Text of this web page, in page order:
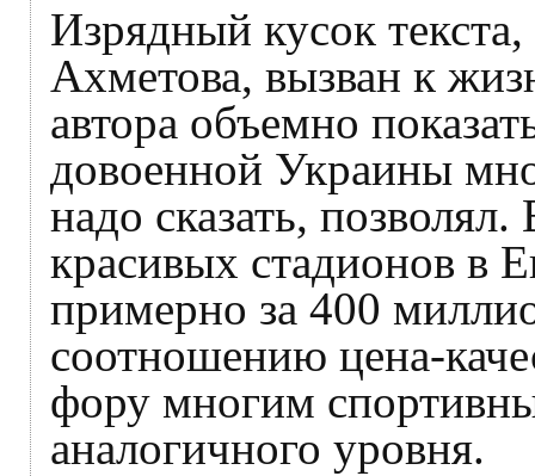
Изрядный кусок
Ахметова, вызван к
автора объемно
довоенной Украины
надо сказать,
красивых стадионов в
примерно за 400
соотношению цена-
фору многим
аналогичного уровня.